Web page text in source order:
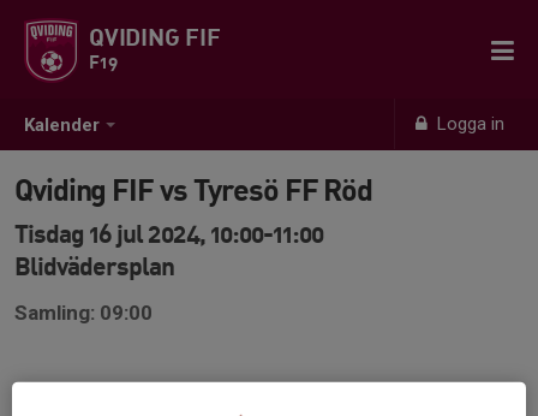
Kalender Logga in
QVIDING FIF
F19
Qviding FIF vs Tyresö FF Röd
Tisdag 16 jul 2024, 10:00-11:00
Blidvädersplan
Samling: 09:00